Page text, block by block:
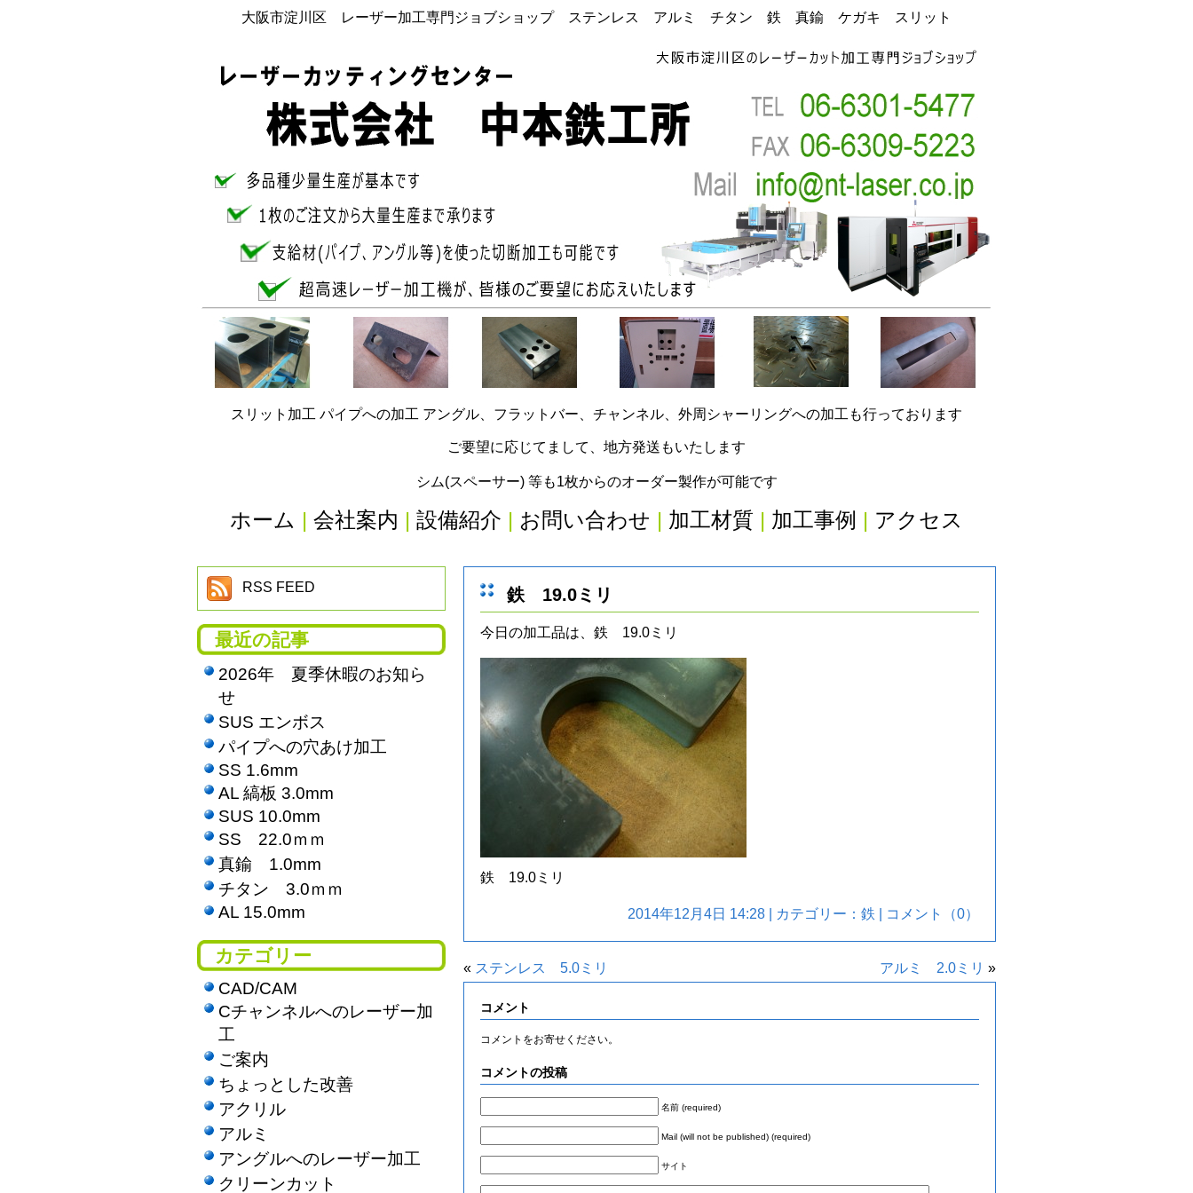
大阪市淀川区 レーザー加工専門ジョブショップ ステンレス アルミ チタン 鉄 真鍮 ケガキ スリット
スリット加工 パイプへの加工 アングル、フラットバー、チャンネル、外周シャーリングへの加工も行っております
ご要望に応じてまして、地方発送もいたします
シム(スペーサー) 等も1枚からのオーダー製作が可能です
ホーム | 会社案内 | 設備紹介 | お問い合わせ | 加工材質 | 加工事例 | アクセス
鉄 19.0ミリ
今日の加工品は、鉄 19.0ミリ
鉄 19.0ミリ
2014年12月4日 14:28 | カテゴリー： 鉄 コメント（0）
« ステンレス 5.0ミリ アルミ 2.0ミリ »
コメント
コメントをお寄せください。
コメントの投稿
名前 (required)
Mail (will not be published) (required)
サイト
RSS FEED
最近の記事
2026年 夏季休暇のお知ら
せ
SUS エンボス
パイプへの穴あけ加工
SS 1.6mm
AL 縞板 3.0mm
SUS 10.0mm
SS 22.0ｍｍ
真鍮 1.0mm
チタン 3.0ｍｍ
AL 15.0mm
カテゴリー
CAD/CAM
Cチャンネルへのレーザー加
工
ご案内
ちょっとした改善
アクリル
アルミ
アングルへのレーザー加工
クリーンカット